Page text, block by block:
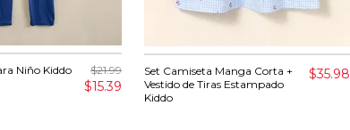
Niño Kiddo $21.99
$15.39
Set Camiseta Manga Corta +
Vestido de Tiras Estampado
Kiddo
$35.98